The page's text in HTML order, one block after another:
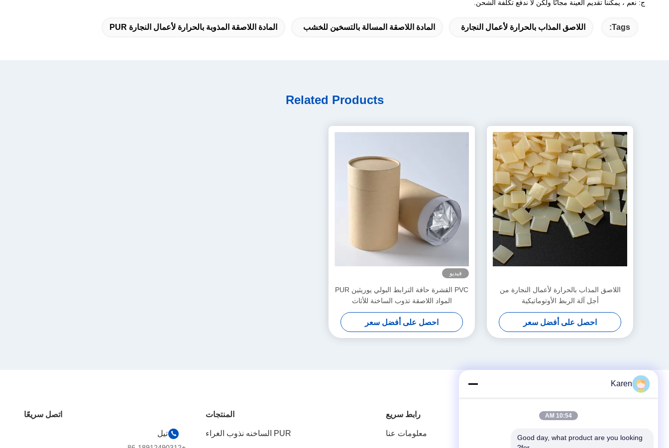
ج: نعم ، يمكننا تقديم العينة مجانًا ولكن لا ندفع تكلفة الشحن.
Tags: اللاصق المذاب بالحرارة لأعمال النجارة المادة اللاصقة المسالة بالتسخين للخشب المادة اللاصقة المذوبة بالحرارة لأعمال النجارة PUR
Related Products
اللاصق المذاب بالحرارة لأعمال النجارة من
أجل آلة الربط الأوتوماتيكية
احصل على أفضل سعر
فيديو
PVC القشرة حافة الترابط البولي يوريثين PUR
المواد اللاصقة تذوب الساخنة للأثاث
احصل على أفضل سعر
رابط سريع
معلومات عنا
المنتجات
PUR الساخنه نذوب الغراء
اتصل سريعًا
تيل
Karen
10:54 AM
Good day, what product are you looking